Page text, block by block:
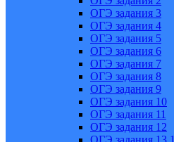
ОГЭ задания 3
ОГЭ задания 4
ОГЭ задания 5
ОГЭ задания 6
ОГЭ задания 7
ОГЭ задания 8
ОГЭ задания 9
ОГЭ задания 10
ОГЭ задания 11
ОГЭ задания 12
ОГЭ задания 13.1